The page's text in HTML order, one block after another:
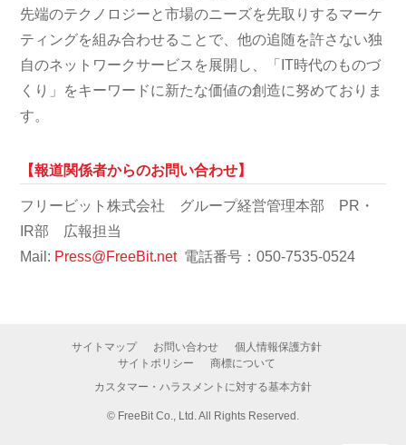
先端のテクノロジーと市場のニーズを先取りするマーケ
ティングを組み合わせることで、他の追随を許さない独
自のネットワークサービスを展開し、「IT時代のものづ
くり」をキーワードに新たな価値の創造に努めておりま
す。
【報道関係者からのお問い合わせ】
フリービット株式会社 グループ経営管理本部 PR・
IR部 広報担当
Mail: Press@FreeBit.net電話番号：050-7535-0524
サイトマップ お問い合わせ
個人情報保護方針
サイトポリシー
商標について
カスタマー・ハラスメントに対する基本方針
© FreeBit Co., Ltd. All Rights Reserved.